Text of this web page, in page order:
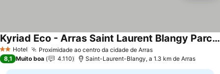
2 Estrelas
Hotel Proximidade ao centro da cidade de Arras
Kyriad Eco - Arras Saint Laurent Blangy Parc Expo
8,1 Muito boa 4.110 Saint-Laurent-Blangy, a 1.3 km de Arras